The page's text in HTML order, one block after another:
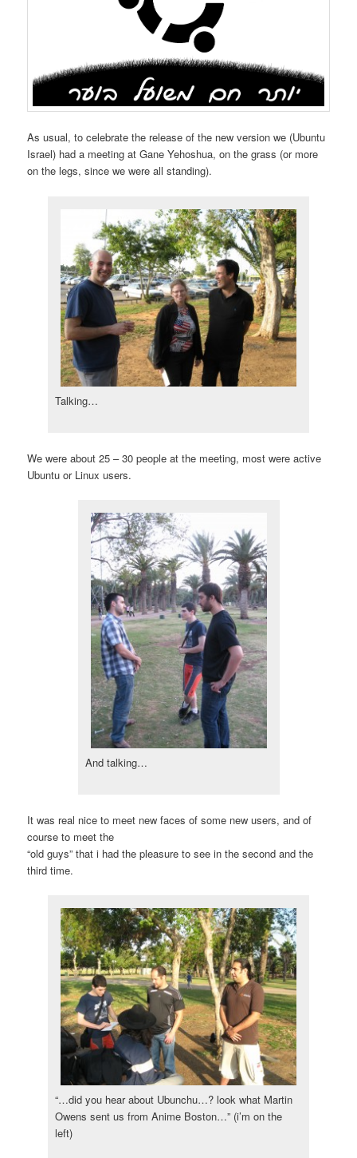
As usual, to celebrate the release of the new version we (Ubuntu
Israel) had a meeting at Gane Yehoshua, on the grass (or more
on the legs, since we were all standing).
Talking…
We were about 25 – 30 people at the meeting, most were active
Ubuntu or Linux users.
And talking…
It was real nice to meet new faces of some new users, and of
course to meet the
“old guys” that i had the pleasure to see in the second and the
third time.
“…did you hear about Ubunchu…? look what Martin
Owens sent us from Anime Boston…” (i’m on the
left)